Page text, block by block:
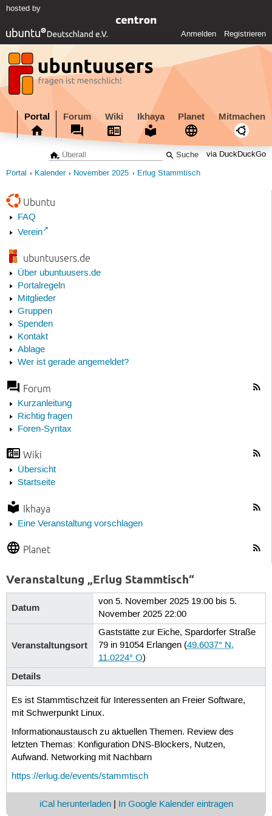
hosted by
Anmelden Registrieren
Portal Forum Wiki Ikhaya Planet Mitmachen
via DuckDuckGo
Portal Kalender November 2025 Erlug Stammtisch
Ubuntu
FAQ
Verein
ubuntuusers.de
Über ubuntuusers.de
Portalregeln
Mitglieder
Gruppen
Spenden
Kontakt
Ablage
Wer ist gerade angemeldet?
Forum
Kurzanleitung
Richtig fragen
Foren-Syntax
Wiki
Übersicht
Startseite
Ikhaya
Eine Veranstaltung vorschlagen
Planet
Veranstaltung „Erlug Stammtisch“
Datum
von 5. November 2025 19:00 bis 5.
November 2025 22:00
Veranstaltungsort
Gaststätte zur Eiche, Spardorfer Straße
79 in 91054 Erlangen (49.6037° N,
11.0224° O)
Details
Es ist Stammtischzeit für Interessenten an Freier Software,
mit Schwerpunkt Linux.
Informationaustausch zu aktuellen Themen. Review des
letzten Themas: Konfiguration DNS-Blockers, Nutzen,
Aufwand. Networking mit Nachbarn
https://erlug.de/events/stammtisch
iCal herunterladen| In Google Kalender eintragen